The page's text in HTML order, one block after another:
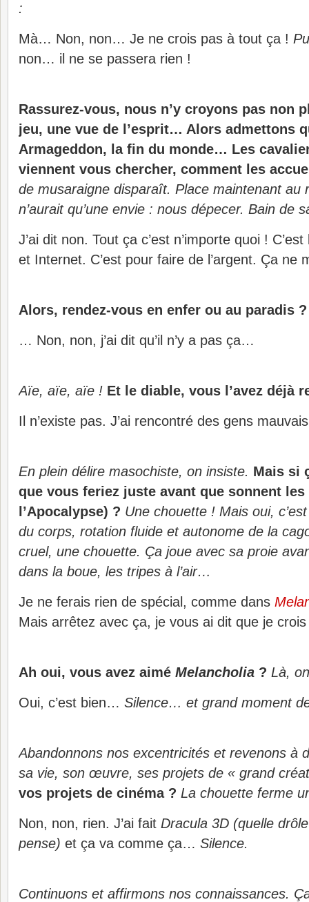
:
Mà… Non, non… Je ne crois pas à tout ça !
non… il ne se passera rien !
Rassurez-vous, nous n’y croyons pas non
jeu, une vue de l’esprit… Alors admettons
Armageddon, la fin du monde… Les
viennent vous chercher, comment les
de musaraigne disparaît. Place maintenant au
n’aurait qu’une envie : nous dépecer. Bain de
J’ai dit non. Tout ça c’est n’importe quoi !
et Internet. C’est pour faire de l’argent. Ça ne
Alors, rendez-vous en enfer ou au paradis ?
… Non, non, j’ai dit qu’il n’y a pas ça…
Aïe, aïe, aïe ! Et le diable, vous l’avez déjà
Il n’existe pas. J’ai rencontré des gens
En plein délire masochiste, on insiste. Mais si
que vous feriez juste avant que sonnent
l’Apocalypse) ? Une chouette ! Mais oui,
du corps, rotation fluide et autonome de la
cruel, une chouette. Ça joue avec sa proie
dans la boue, les tripes à l’air…
Je ne ferais rien de spécial, comme dans
Mais arrêtez avec ça, je vous ai dit que je
Ah oui, vous avez aimé Melancholia ? Là,
Oui, c’est bien… Silence… et grand moment
Abandonnons nos excentricités et revenons à
sa vie, son œuvre, ses projets de « grand
vos projets de cinéma ? La chouette ferme
Non, non, rien. J’ai fait Dracula 3D (quelle
pense) et ça va comme ça… Silence.
Continuons et affirmons nos connaissances.